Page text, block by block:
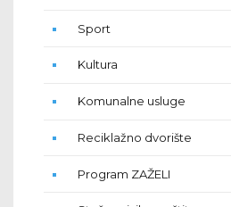
Sport
Kultura
Komunalne usluge
Reciklažno dvorište
Program ZAŽELI